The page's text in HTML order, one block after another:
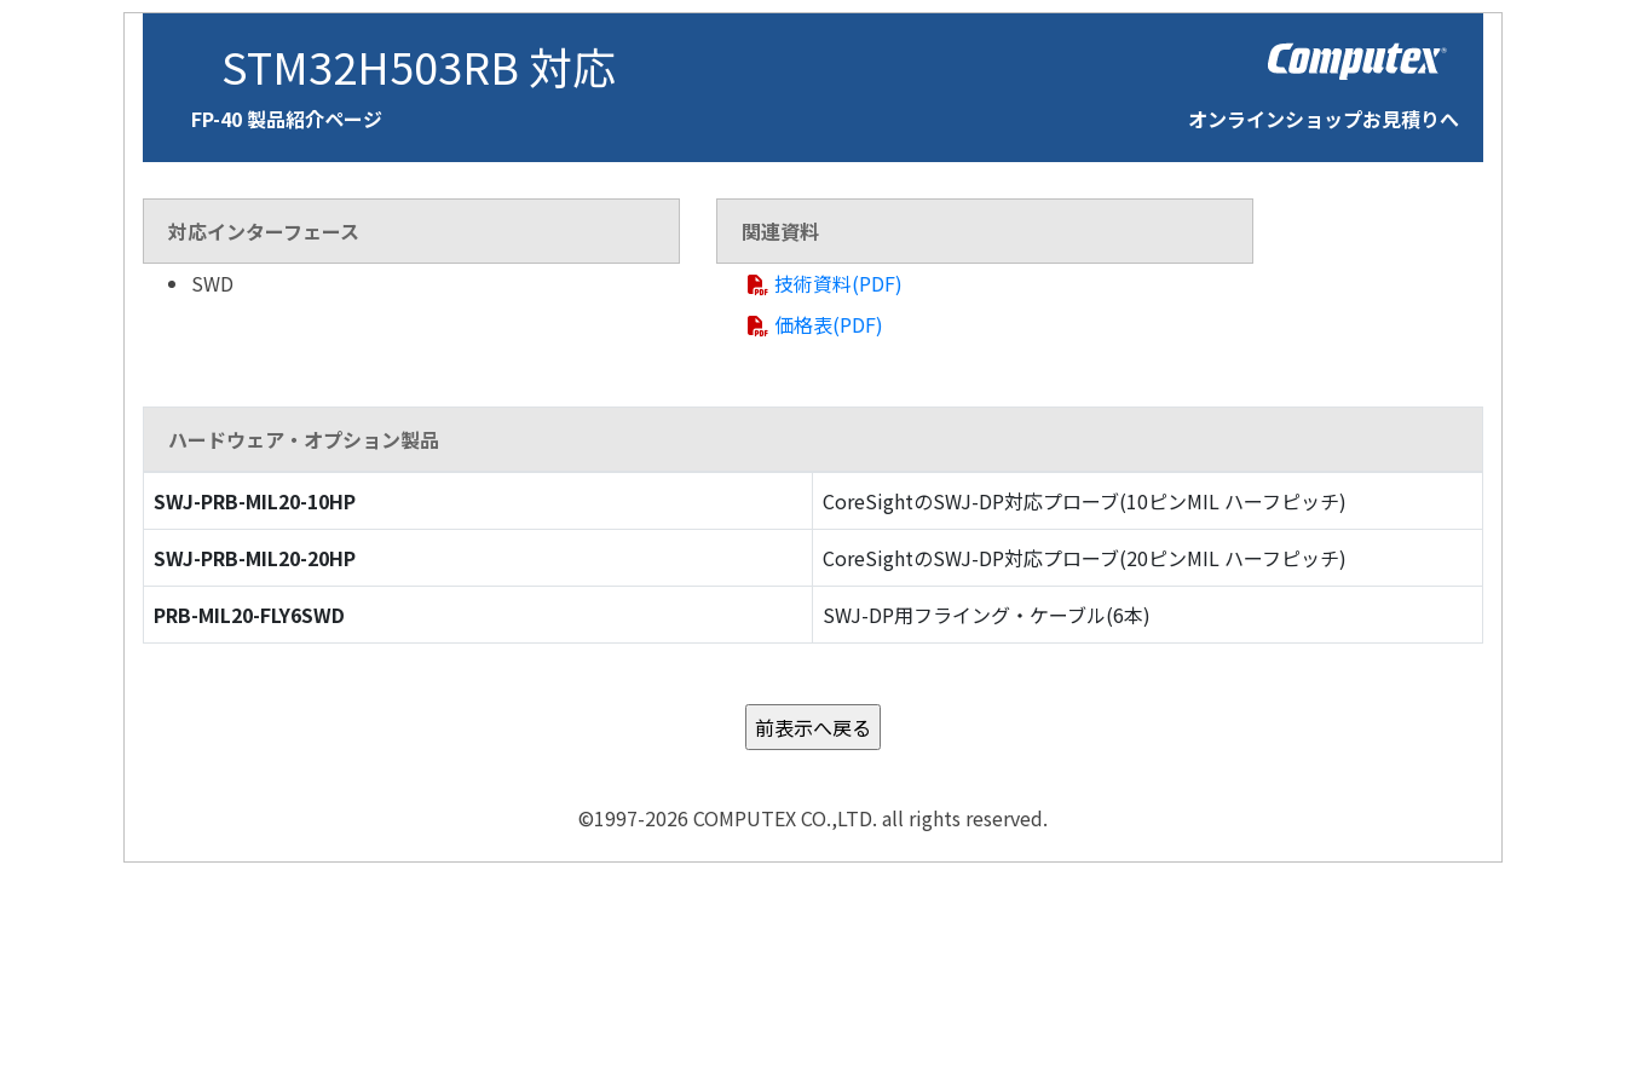
STM32H503RB 対応
FP-40 製品紹介ページ オンラインショップお見積りへ
対応インターフェース
SWD
関連資料
技術資料(PDF)
価格表(PDF)
ハードウェア・オプション製品
SWJ-PRB-MIL20-10HP
CoreSightのSWJ-DP対応プローブ(10ピンMIL ハーフピッチ)
SWJ-PRB-MIL20-20HP
CoreSightのSWJ-DP対応プローブ(20ピンMIL ハーフピッチ)
PRB-MIL20-FLY6SWD
SWJ-DP用フライング・ケーブル(6本)
©1997-2026 COMPUTEX CO.,LTD. all rights reserved.